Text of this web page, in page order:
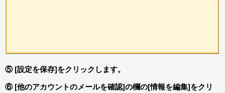
⑤ [設定を保存]をクリックします。
⑥ [他のアカウントのメールを確認]の欄の[情報を編集]をクリ